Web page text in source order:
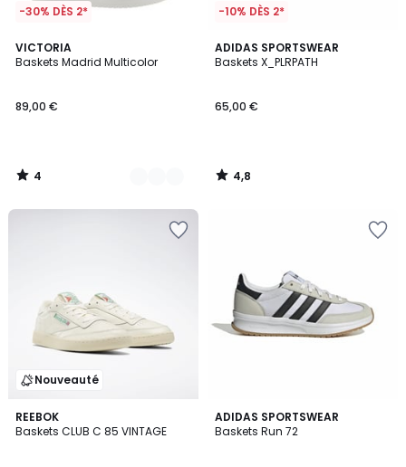
-30% DÈS 2*
VICTORIA
Baskets Madrid Multicolor
89,00 €
4
/
2
Couleurs
4
/
-10% DÈS 2*
ADIDAS SPORTSWEAR
Baskets X_PLRPATH
65,00 €
4,8
/ 5
4,8
/
Nouveauté
REEBOK
Baskets CLUB C 85 VINTAGE
4,7
/ 5
ADIDAS SPORTSWEAR
Baskets Run 72
4,7
/ 5
5
Couleurs